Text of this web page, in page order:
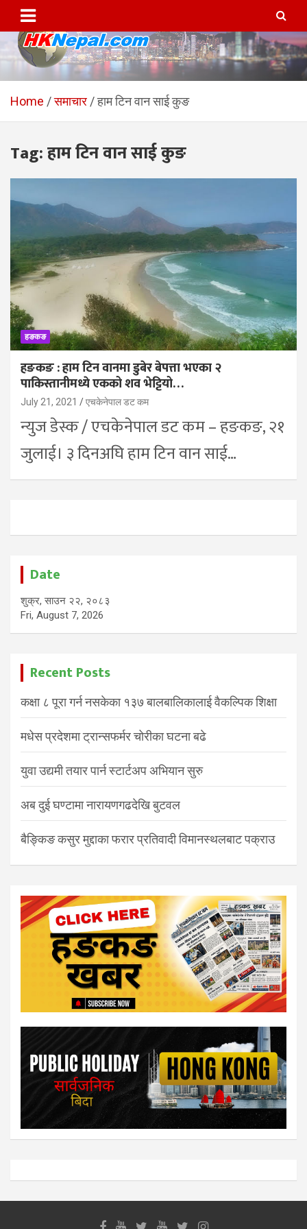
content
HKNepal.com – हङकङबाट
सञ्चालित पहिलो नेपाली अनलाईन
hknepal, hknepal.com, hk nepal, hk nepal com
Home समाचार हाम टिन वान साई कुङ
Tag:हाम टिन वान साई कुङ
हङकङ
हङकङ : हाम टिन वानमा डुबेर बेपत्ता भएका २
पाकिस्तानीमध्ये एकको शव भेट्टियो…
July 21, 2021 एचकेनेपाल डट कम
न्युज डेस्क / एचकेनेपाल डट कम – हङकङ, २१
जुलाई। ३ दिनअघि हाम टिन वान साई…
Date
शुक्र, साउन २२, २०८३
Fri, August 7, 2026
Recent Posts
कक्षा ८ पूरा गर्न नसकेका १३७ बालबालिकालाई वैकल्पिक शिक्षा
मधेस प्रदेशमा ट्रान्सफर्मर चोरीका घटना बढे
युवा उद्यमी तयार पार्न स्टार्टअप अभियान सुरु
अब दुई घण्टामा नारायणगढदेखि बुटवल
बैङ्किङ कसुर मुद्दाका फरार प्रतिवादी विमानस्थलबाट पक्राउ